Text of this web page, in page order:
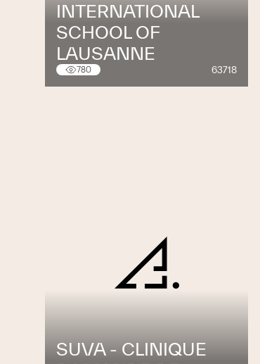
INTERNATIONAL
SCHOOL OF
LAUSANNE
780 63718
SUVA - CLINIQUE